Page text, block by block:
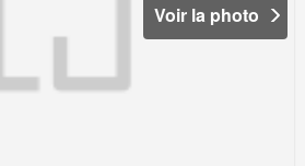
Voir la photo